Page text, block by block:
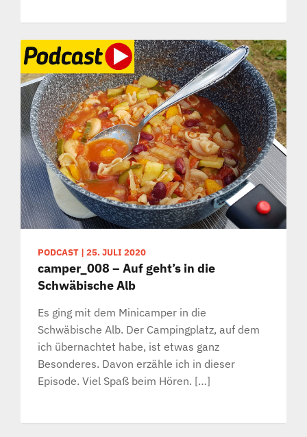
PODCAST | 25. JULI 2020
camper_008 – Auf geht’s in die
Schwäbische Alb
Es ging mit dem Minicamper in die
Schwäbische Alb. Der Campingplatz, auf dem
ich übernachtet habe, ist etwas ganz
Besonderes. Davon erzähle ich in dieser
Episode. Viel Spaß beim Hören. […]